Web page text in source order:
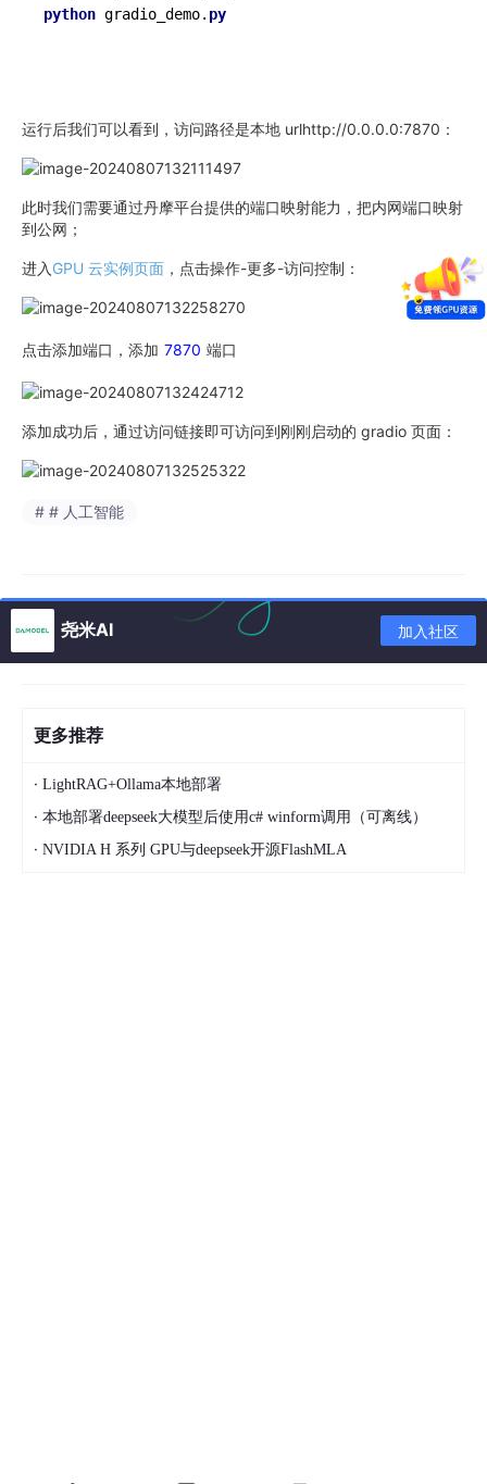
python gradio_demo. py
运行后我们可以看到，访问路径是本地 urlhttp://0.0.0.0:7870：
此时我们需要通过丹摩平台提供的端口映射能力，把内网端口映射
到公网；
进入 GPU 云实例页面 ，点击操作-更多-访问控制：
点击添加端口，添加 7870 端口
添加成功后，通过访问链接即可访问到刚刚启动的 gradio 页面：
# # 人工智能
尧米AI 加入社区
更多推荐
· LightRAG+Ollama本地部署
· 本地部署deepseek大模型后使用c# winform调用（可离线）
· NVIDIA H 系列 GPU与deepseek开源FlashMLA